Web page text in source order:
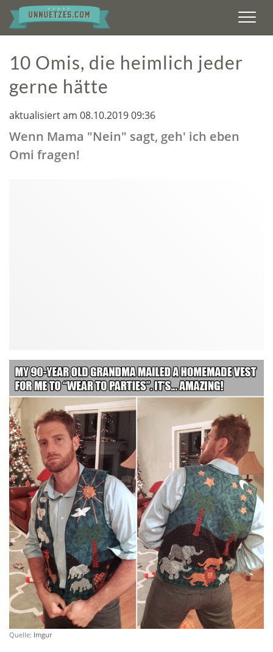
10 Omis, die heimlich jeder
gerne hätte
aktualisiert am 08.10.2019 09:36
Wenn Mama "Nein" sagt, geh' ich eben
Omi fragen!
Quelle: Imgur